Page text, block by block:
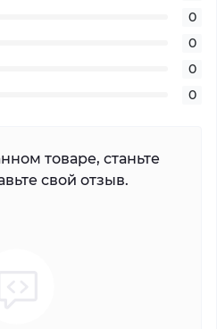
0
0
0
0
товаре, станьте
свой отзыв.